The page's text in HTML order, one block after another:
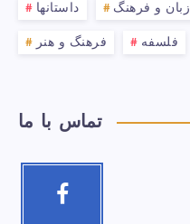
داستانها زبان و فرهنگ
فرهنگ و هنر فلسفه
تماس با ما